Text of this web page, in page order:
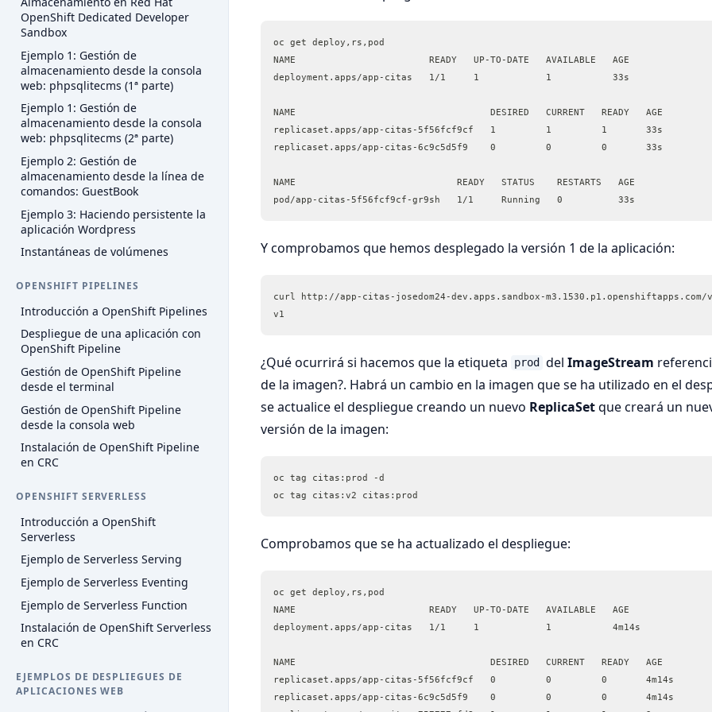
OpenShift Dedicated Developer
Sandbox
Ejemplo 1: Gestión de
almacenamiento desde la consola
web: phpsqlitecms (1ª parte)
Ejemplo 1: Gestión de
almacenamiento desde la consola
web: phpsqlitecms (2ª parte)
Ejemplo 2: Gestión de
almacenamiento desde la línea de
comandos: GuestBook
Ejemplo 3: Haciendo persistente la
aplicación Wordpress
Instantáneas de volúmenes
OPENSHIFT PIPELINES
Introducción a OpenShift Pipelines
Despliegue de una aplicación con
OpenShift Pipeline
Gestión de OpenShift Pipeline
desde el terminal
Gestión de OpenShift Pipeline
desde la consola web
Instalación de OpenShift Pipeline
en CRC
OPENSHIFT SERVERLESS
Introducción a OpenShift
Serverless
Ejemplo de Serverless Serving
Ejemplo de Serverless Eventing
Ejemplo de Serverless Function
Instalación de OpenShift Serverless
en CRC
EJEMPLOS DE DESPLIEGUES DE
APLICACIONES WEB
oc get deploy,rs,pod
NAME                        READY   UP-TO-DATE   AVAILABLE   AGE
deployment.apps/app-citas   1/1     1            1           33s
NAME                                   DESIRED   CURRENT   READY   AGE
replicaset.apps/app-citas-5f56fcf9cf   1         1         1       33s
replicaset.apps/app-citas-6c9c5d5f9    0         0         0       33s
NAME                             READY   STATUS    RESTARTS   AGE
pod/app-citas-5f56fcf9cf-gr9sh   1/1     Running   0          33s
Y comprobamos que hemos desplegado la versión 1 de la aplicación:
curl http://app-citas-josedom24-dev.apps.sandbox-m3.1530.p1.openshiftapps.com/
v1
¿Qué ocurrirá si hacemos que la etiqueta prod delImageStream
de la imagen?. Habrá un cambio en la imagen que se ha utilizado en el
se actualice el despliegue creando un nuevo ReplicaSetque creará un
versión de la imagen:
oc tag citas:prod -d
oc tag citas:v2 citas:prod
Comprobamos que se ha actualizado el despliegue:
oc get deploy,rs,pod
NAME                        READY   UP-TO-DATE   AVAILABLE   AGE
deployment.apps/app-citas   1/1     1            1           4m14s
NAME                                   DESIRED   CURRENT   READY   AGE
replicaset.apps/app-citas-5f56fcf9cf   0         0         0       4m14s
replicaset.apps/app-citas-6c9c5d5f9    0         0         0       4m14s